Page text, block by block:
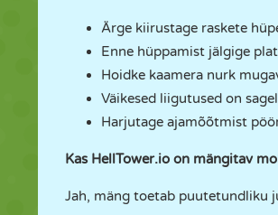
Ärge kiirustage raskete
Enne hüppamist jälgige
Hoidke kaamera nurk
Väikesed liigutused on
Harjutage ajamõõtmist
Kas HellTower.io on mängitav
Jah, mäng toetab puutetundliku